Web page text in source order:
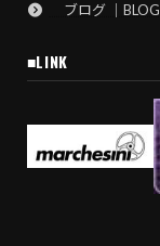
ブログ ｜BLOG
■LINK